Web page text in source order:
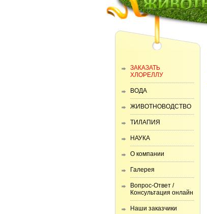
ЗАКАЗАТЬ
ХЛОРЕЛЛУ
ВОДА
ЖИВОТНОВОДСТВО
ТИЛАПИЯ
НАУКА
О компании
Галерея
Вопрос-Ответ /
Консультация онлайн
Наши заказчики